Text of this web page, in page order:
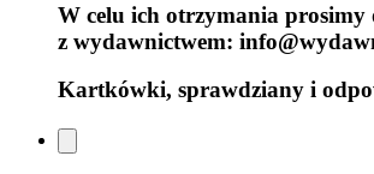
W celu ich otrzymania
z wydawnictwem:
Kartkówki, sprawdziany i